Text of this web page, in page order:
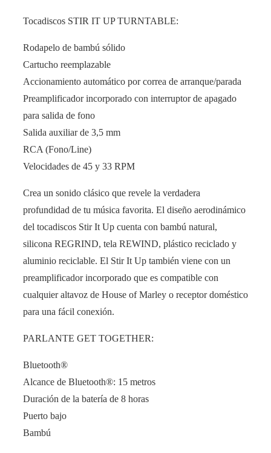
Tocadiscos STIR IT UP TURNTABLE:
Rodapelo de bambú sólido
Cartucho reemplazable
Accionamiento automático por correa de arranque/parada
Preamplificador incorporado con interruptor de apagado
para salida de fono
Salida auxiliar de 3,5 mm
RCA (Fono/Line)
Velocidades de 45 y 33 RPM
Crea un sonido clásico que revele la verdadera
profundidad de tu música favorita. El diseño aerodinámico
del tocadiscos Stir It Up cuenta con bambú natural,
silicona REGRIND, tela REWIND, plástico reciclado y
aluminio reciclable. El Stir It Up también viene con un
preamplificador incorporado que es compatible con
cualquier altavoz de House of Marley o receptor doméstico
para una fácil conexión.
PARLANTE GET TOGETHER:
Bluetooth®
Alcance de Bluetooth®: 15 metros
Duración de la batería de 8 horas
Puerto bajo
Bambú